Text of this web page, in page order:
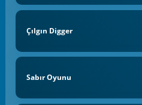
Çılgın Digger
Sabır Oyunu